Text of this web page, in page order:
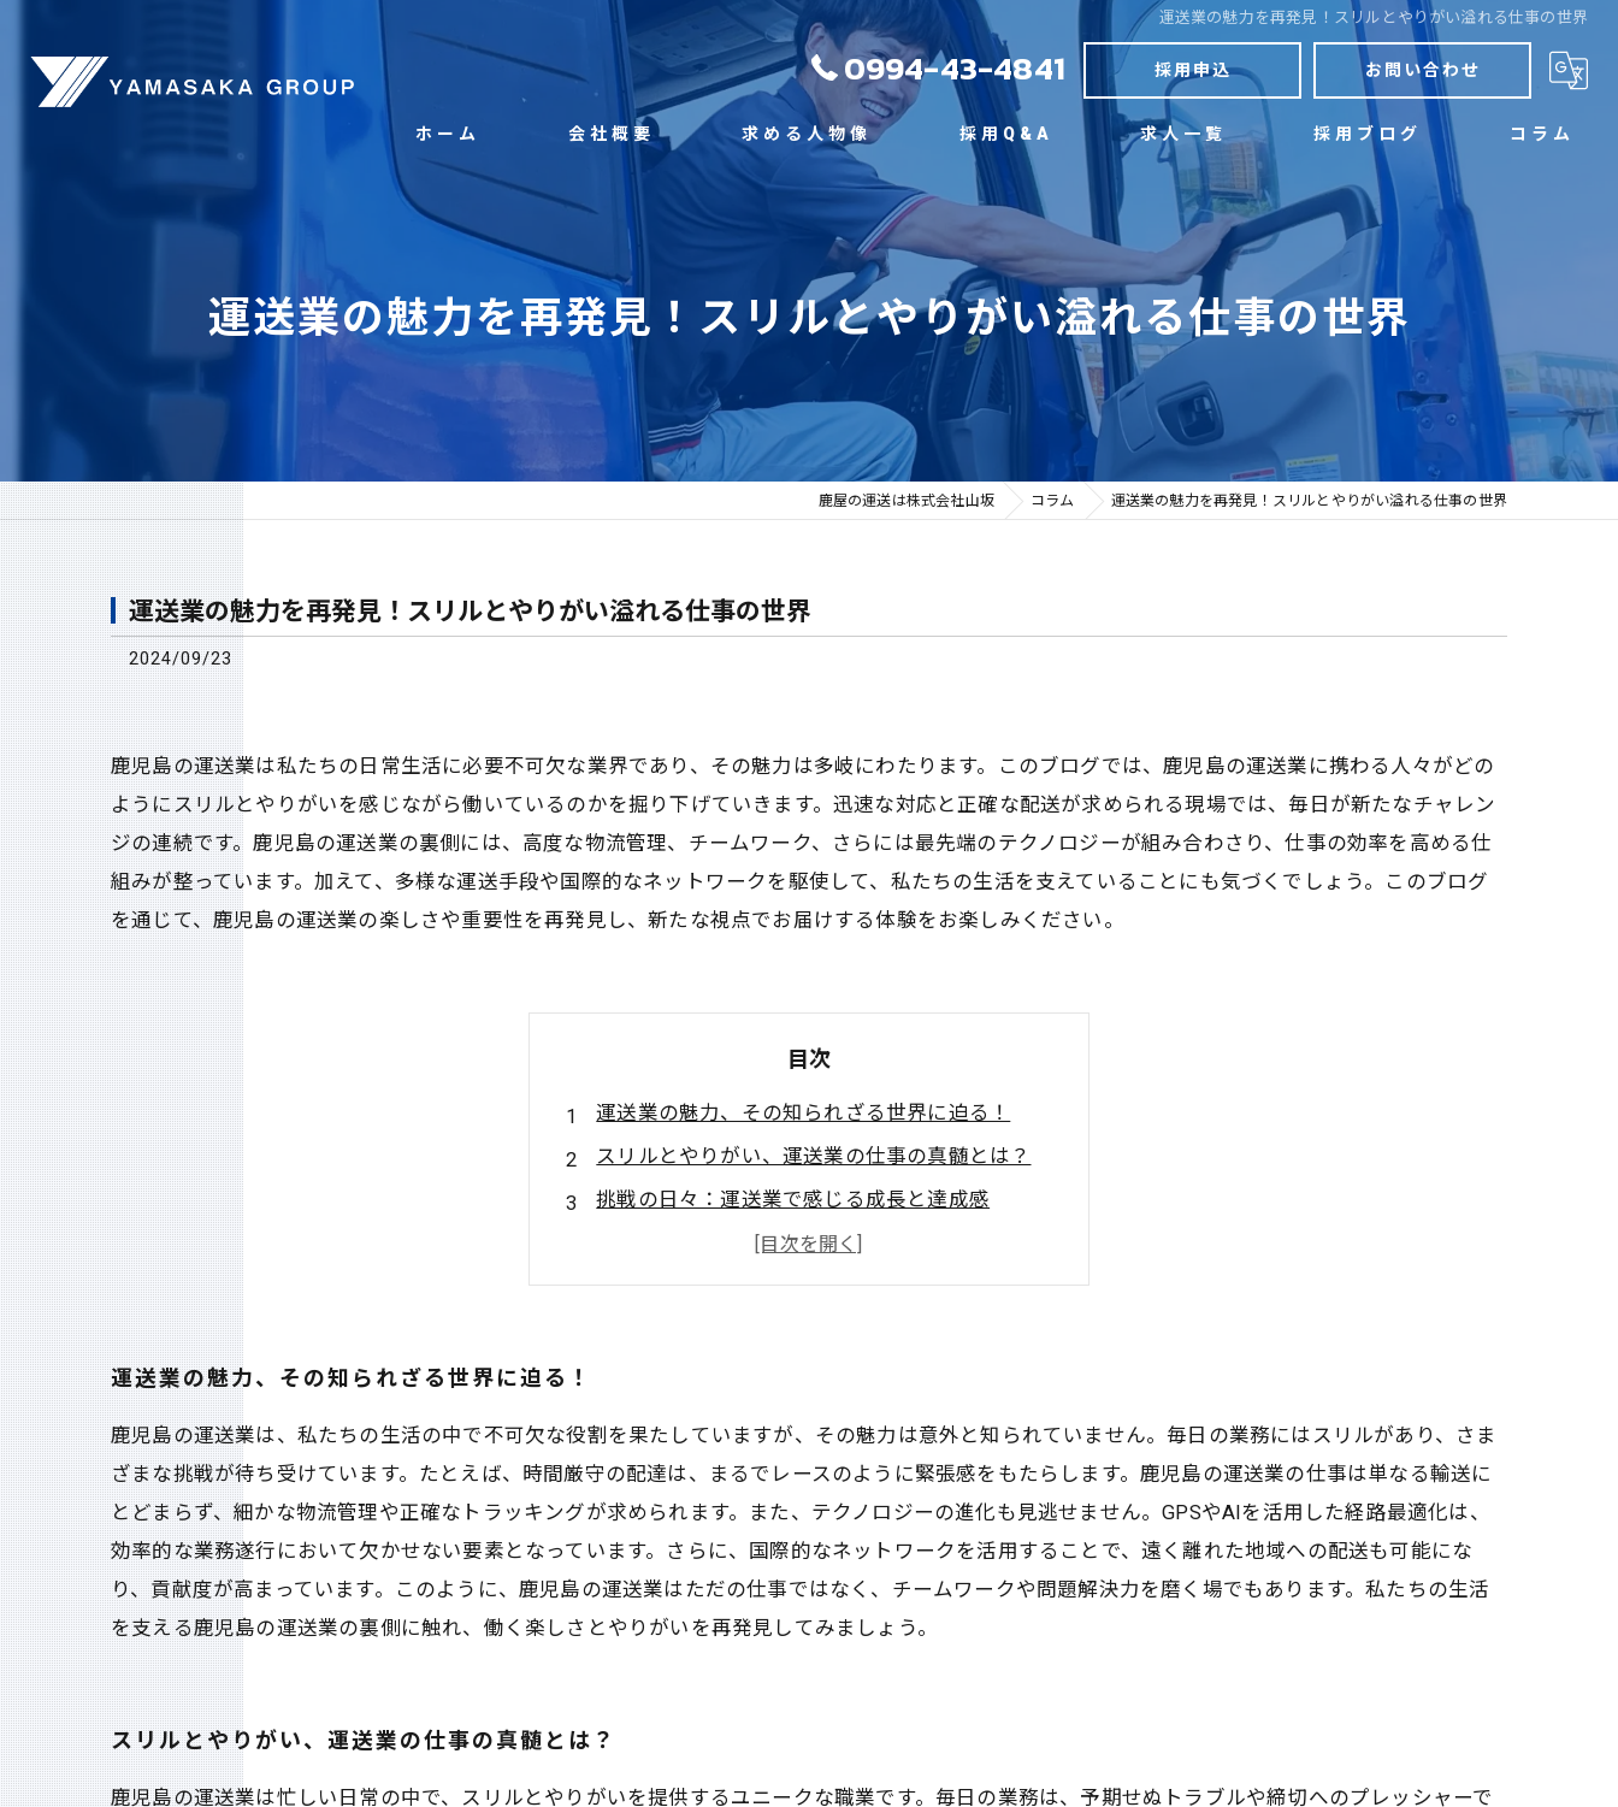
運送業の魅力を再発見！スリルとやりがい溢れる仕事の世界
0994-43-4841 採用申込 お問い合わせ
ホーム 会社概要
代表挨拶
ビジョン
事業案内
求める人物像 採用Q&A 求人一覧 採用ブログ コラム
運送業の魅力を再発見！スリルとやりがい溢れる仕事の世界
鹿屋の運送は株式会社山坂 コラム 運送業の魅力を再発見！スリルとやりがい溢れる仕事の世界
運送業の魅力を再発見！スリルとやりがい溢れる仕事の世界
2024/09/23
鹿児島の運送業は私たちの日常生活に必要不可欠な業界であり、その魅力は多岐にわたります。このブログでは、鹿児島の運送業に携わる人々がどの
ようにスリルとやりがいを感じながら働いているのかを掘り下げていきます。迅速な対応と正確な配送が求められる現場では、毎日が新たなチャレン
ジの連続です。鹿児島の運送業の裏側には、高度な物流管理、チームワーク、さらには最先端のテクノロジーが組み合わさり、仕事の効率を高める仕
組みが整っています。加えて、多様な運送手段や国際的なネットワークを駆使して、私たちの生活を支えていることにも気づくでしょう。このブログ
を通じて、鹿児島の運送業の楽しさや重要性を再発見し、新たな視点でお届けする体験をお楽しみください。
目次
運送業の魅力、その知られざる世界に迫る！
スリルとやりがい、運送業の仕事の真髄とは？
挑戦の日々：運送業で感じる成長と達成感
最新技術とチームワークが生み出す運送業の底力
多様な運送手段が支える私たちの生活
運送業の魅力、その知られざる世界に迫る！
鹿児島の運送業は、私たちの生活の中で不可欠な役割を果たしていますが、その魅力は意外と知られていません。毎日の業務にはスリルがあり、さま
ざまな挑戦が待ち受けています。たとえば、時間厳守の配達は、まるでレースのように緊張感をもたらします。鹿児島の運送業の仕事は単なる輸送に
とどまらず、細かな物流管理や正確なトラッキングが求められます。また、テクノロジーの進化も見逃せません。GPSやAIを活用した経路最適化は、
効率的な業務遂行において欠かせない要素となっています。さらに、国際的なネットワークを活用することで、遠く離れた地域への配送も可能にな
り、貢献度が高まっています。このように、鹿児島の運送業はただの仕事ではなく、チームワークや問題解決力を磨く場でもあります。私たちの生活
を支える鹿児島の運送業の裏側に触れ、働く楽しさとやりがいを再発見してみましょう。
スリルとやりがい、運送業の仕事の真髄とは？
鹿児島の運送業は忙しい日常の中で、スリルとやりがいを提供するユニークな職業です。毎日の業務は、予期せぬトラブルや締切へのプレッシャーで